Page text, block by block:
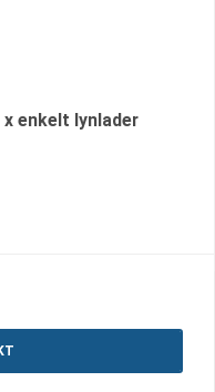
enkelt lynlader